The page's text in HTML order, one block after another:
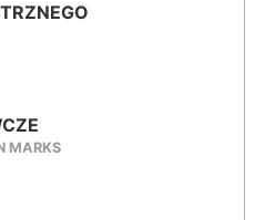
MARKS